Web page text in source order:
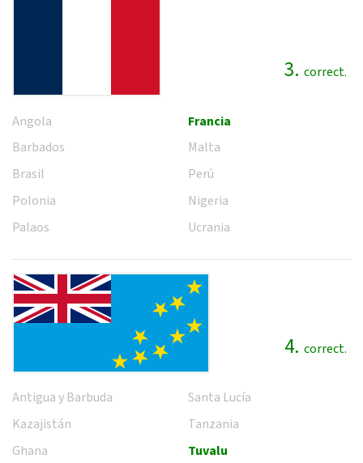
3. correct.
Angola
Barbados
Brasil
Polonia
Palaos
Francia
Malta
Perú
Nigeria
Ucrania
4. correct.
Antigua y Barbuda
Kazajistán
Ghana
Santa Lucía
Tanzania
Tuvalu